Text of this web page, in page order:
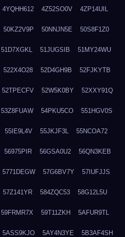
4YQHH612 4Z52SO0V 4ZP14UIL
50KZ2V9P 50NNJN5E 50S8F1Z0
51D7XGKL 51JUGSIB 51MY24WU
522X4O28 52D4GH9B 52FJKYTB
52TPECFV 52W5K0BY 52XXY91Q
53Z8FUAW 54PKU5CO 551HGV0S
55IE9L4V 55JKJF3L 55NCOA72
56975PIR 56GSA0U2 56QN3KEB
5771DEGW 57G6BV7Y 57IUFJJS
57Z141YR 584ZQC53 58G12L5U
59FRMR7X 59T11ZKH 5AFUR9TL
5ASS9KJO 5AY4N3YE 5B3AF4SH